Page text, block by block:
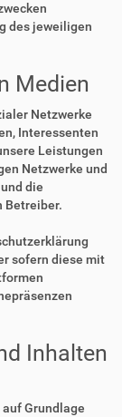
des jeweiligen
Medien
Netzwerke
Interessenten
Leistungen
Netzwerke und
die
Betreiber.
sofern diese mit
Inhalten
Grundlage